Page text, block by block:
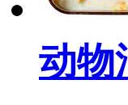
动物